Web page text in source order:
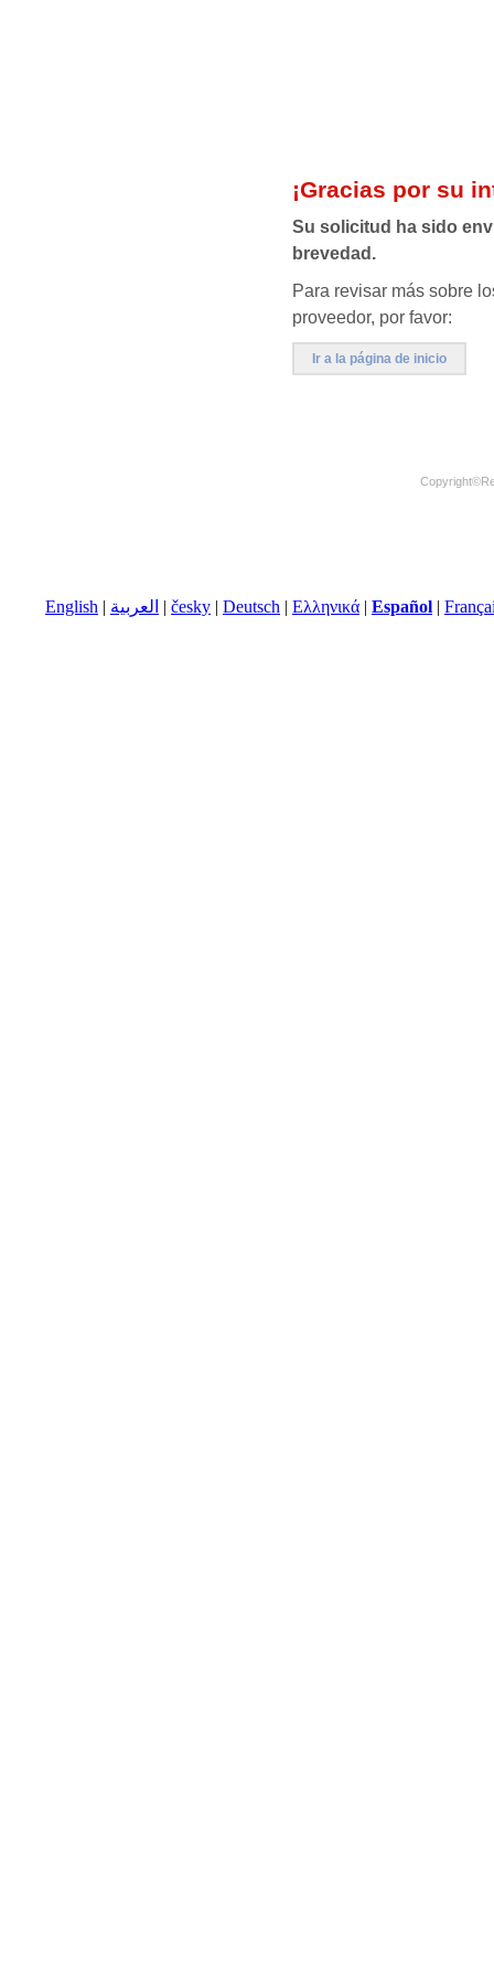
¡Gracias por su
Su solicitud ha sido
brevedad.
Para revisar más sobre
proveedor, por favor:
Ir a la página de inicio
Copyright©
English | العربية | česky | Deutsch | Ελληνικά | Español |